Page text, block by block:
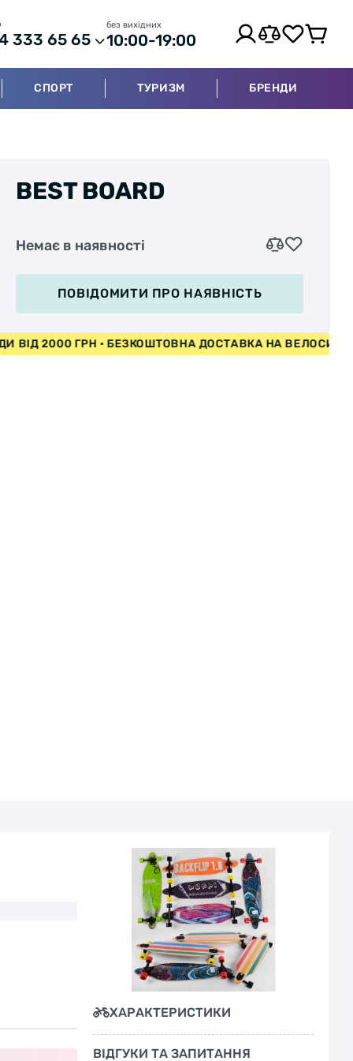
333 65 65
без вихідних
10:00-19:00
СПОРТ ТУРИЗМ БРЕНДИ
BEST BOARD
Немає в наявності
ПОВІДОМИТИ ПРО НАЯВНІСТЬ
ВІД 2000 ГРН • БЕЗКОШТОВНА ДОСТАВКА НА
ХАРАКТЕРИСТИКИ
ВІДГУКИ ТА ЗАПИТАННЯ